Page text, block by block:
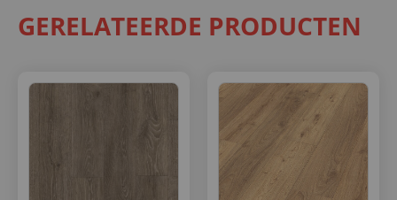
GERELATEERDE PRODUCTEN